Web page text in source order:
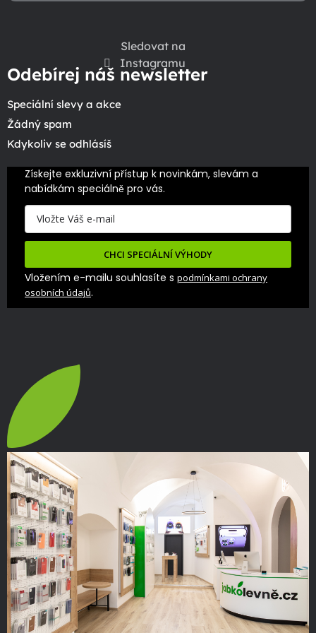
Sledovat na
Instagramu
Odebírej náš newsletter
Speciální slevy a akce
Žádný spam
Kdykoliv se odhlásíš
Získejte exkluzivní přístup k novinkám, slevám a
nabídkám speciálně pro vás.
CHCI SPECIÁLNÍ VÝHODY
Vložením e-mailu souhlasíte s podmínkami ochrany
osobních údajů.